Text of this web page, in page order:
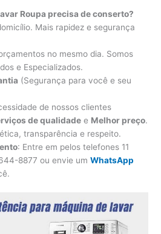
Roupa precisa de conserto?
Mais rapidez e segurança
no mesmo dia. Somos
e Especializados.
(Segurança para você e seu
de nossos clientes
de qualidade e Melhor preço.
transparência e respeito.
: Entre em pelos telefones 11
8877 ou envie umWhatsApp